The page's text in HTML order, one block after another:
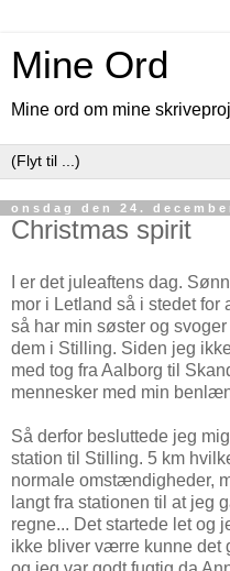
Mine Ord
Mine ord om mine
onsdag den 24.
Christmas spirit
I er det juleaftens dag.
mor i Letland så i stedet
så har min søster og
dem i Stilling. Siden jeg
med tog fra Aalborg til
mennesker med min
Så derfor besluttede jeg
station til Stilling. 5 km
normale omstændigheder,
langt fra stationen til at jeg
regne... Det startede let og
ikke bliver værre kunne det